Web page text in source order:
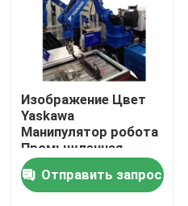
Изображение Цвет
Yaskawa
Манипулятор робота
Промышленная
автоматизация
Манипулятор робота
для промышленного
Отправить запрос